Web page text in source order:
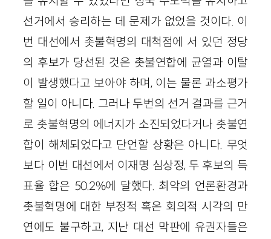
선거에서 승리하는 데 문제가 없었을 것이다. 이
번 대선에서 촛불혁명의 대척점에 서 있던 정당
의 후보가 당선된 것은 촛불연합에 균열과 이탈
이 발생했다고 보아야 하며, 이는 물론 과소평가
할 일이 아니다. 그러나 두번의 선거 결과를 근거
로 촛불혁명의 에너지가 소진되었다거나 촛불연
합이 해체되었다고 단언할 상황은 아니다. 무엇
보다 이번 대선에서 이재명 심상정, 두 후보의 득
표율 합은 50.2%에 달했다. 최악의 언론환경과
촛불혁명에 대한 부정적 혹은 회의적 시각의 만
연에도 불구하고, 지난 대선 막판에 유권자들은